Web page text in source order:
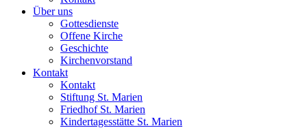
Über uns
Gottesdienste
Offene Kirche
Geschichte
Kirchenvorstand
Kontakt
Kontakt
Stiftung St. Marien
Friedhof St. Marien
Kindertagesstätte St. Marien